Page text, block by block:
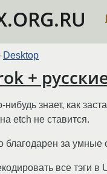
Desktop
+
нибудь знает, как
etch не ставится.
благодарен за умные
все тэги